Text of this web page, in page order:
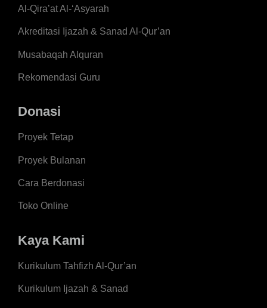
Al-Qira’at Al-‘Asyarah
Akreditasi Ijazah & Sanad Al-Qur’an
Musabaqah Alquran
Rekomendasi Guru
Donasi
Proyek Tetap
Proyek Bulanan
Cara Berdonasi
Toko Online
Kaya Kami
Kurikulum Tahfizh Al-Qur’an
Kurikulum Ijazah & Sanad